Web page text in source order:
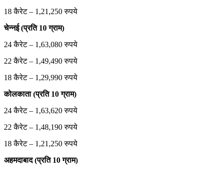
18 कैरेट – 1,21,250 रुपये
चेन्नई (प्रति 10 ग्राम)
24 कैरेट – 1,63,080 रुपये
22 कैरेट – 1,49,490 रुपये
18 कैरेट – 1,29,990 रुपये
कोलकाता (प्रति 10 ग्राम)
24 कैरेट – 1,63,620 रुपये
22 कैरेट – 1,48,190 रुपये
18 कैरेट – 1,21,250 रुपये
अहमदाबाद (प्रति 10 ग्राम)